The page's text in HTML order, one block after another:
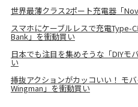
世界最薄クラス2ポート充電器「
スマホにケーブルレスで充電Type-
Bank」を衝動買い
日本でも注目を集めそうな「DIYモ
い
挿抜アクションがカッコいい！ モ
Wingman」を衝動買い